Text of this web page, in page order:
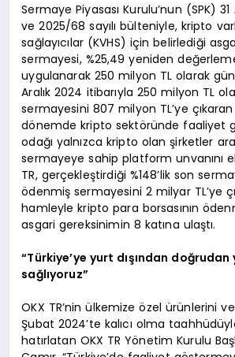
Sermaye Piyasası Kurulu’nun (SPK)
ve 2025/68 sayılı bülteniyle, kripto
sağlayıcılar (KVHS) için belirlediği
sermayesi, %25,49 yeniden
uygulanarak 250 milyon TL olarak
Aralık 2024 itibarıyla 250 milyon TL
sermayesini 807 milyon TL’ye çıkaran
dönemde kripto sektöründe faaliyet
odağı yalnızca kripto olan şirketler
sermayeye sahip platform unvanını
TR, gerçekleştirdiği %148’lik son
ödenmiş sermayesini 2 milyar TL’ye
hamleyle kripto para borsasının
asgari gereksinimin 8 katına ulaştı.
“Türkiye’ye yurt dışından doğrudan
sağlıyoruz”
OKX TR’nin ülkemize özel ürünlerini
Şubat 2024’te kalıcı olma
hatırlatan OKX TR Yönetim Kurulu